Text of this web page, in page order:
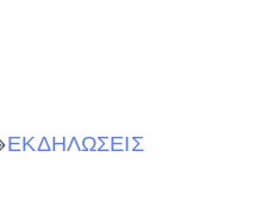
ΕΚΔΗΛΩΣΕΙΣ